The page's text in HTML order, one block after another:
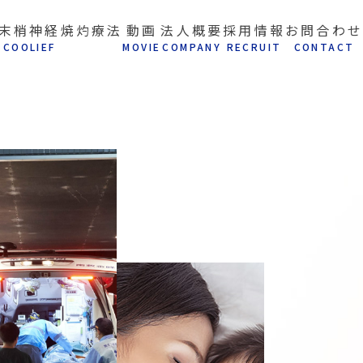
梢神経焼灼療法
COOLIEF
動画
MOVIE
法人概要
COMPANY
採用情報
RECRUIT
お問合わせ
CONTACT